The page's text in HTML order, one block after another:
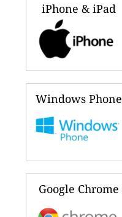
iPhone & iPad
Windows Phone
Google Chrome